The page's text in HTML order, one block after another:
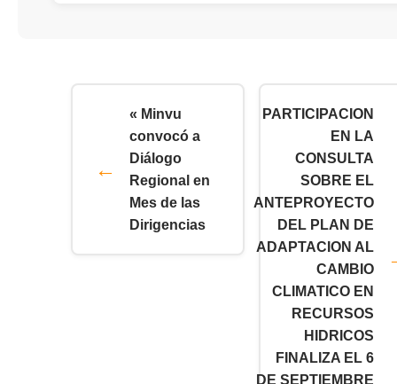
« Minvu
convocó a
Diálogo
Regional en
Mes de las
Dirigencias
PARTICIPACION
EN LA
CONSULTA
SOBRE EL
ANTEPROYECTO
DEL PLAN DE
ADAPTACION AL
CAMBIO
CLIMATICO EN
RECURSOS
HIDRICOS
FINALIZA EL 6
DE SEPTIEMBRE